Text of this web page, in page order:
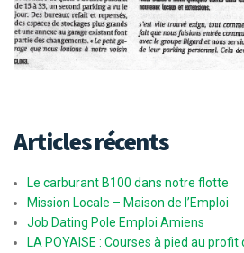
Articles récents
Le carburant B100 dans notre flotte
Mission Locale – Maison de l’Emploi
Job Dating Pole Emploi Amiens
LA POYAISE : Courses à pied au